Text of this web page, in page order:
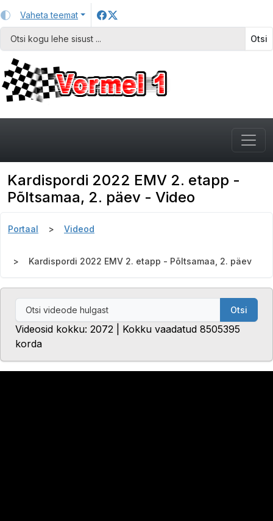
Vaheta teemat
Otsi
Kardispordi 2022 EMV 2. etapp -
Põltsamaa, 2. päev - Video
Portaal Videod
Kardispordi 2022 EMV 2. etapp - Põltsamaa, 2. päev
Otsi
Videosid kokku: 2072 | Kokku vaadatud 8505395
korda